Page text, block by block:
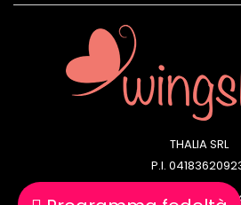
THALIA SRL
P.I.
Email: